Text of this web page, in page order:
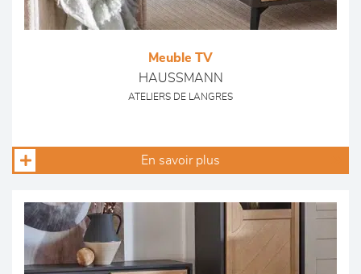
Meuble TV
HAUSSMANN
ATELIERS DE LANGRES
En savoir plus